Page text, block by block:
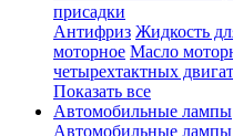
присадки
Антифриз Жидкость
моторное Масло
четырехтактных
Показать все
Автомобильные лампы
Автомобильные